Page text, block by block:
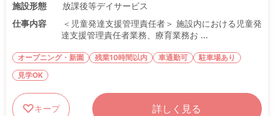
施設形態
放課後等デイサービス
仕事内容
＜児童発達支援管理責任者＞ 施設内における児童発
達支援管理責任者業務、療育業務お ...
オープニング・新園 残業10時間以内 車通勤可
駐車場あり
見学OK
キープ 詳しく見る